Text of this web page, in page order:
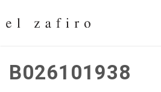
B026101938